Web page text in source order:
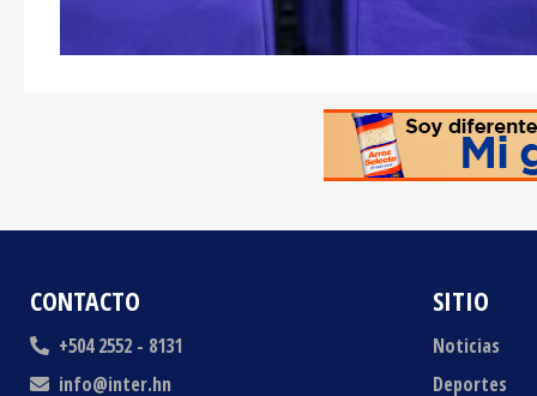
CONTACTO
+504 2552 - 8131
info@inter.hn
SITIO
Noticias
Deportes